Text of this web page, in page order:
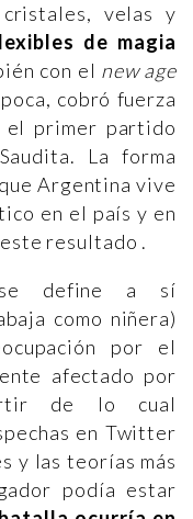
velas y
de magia
con el new age
cobró fuerza
el primer partido
La forma
Argentina vive
en el país y en
resultado .
se define a sí
como niñera)
por el
afectado por
de lo cual
en Twitter
y las teorías más
podía estar